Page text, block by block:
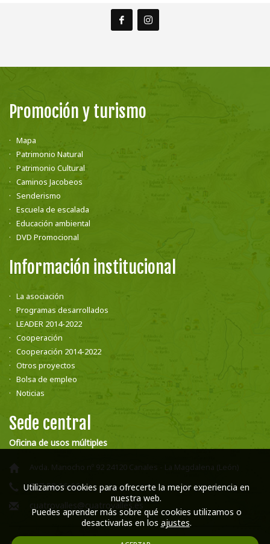
Promoción y turismo
Mapa
Patrimonio Natural
Patrimonio Cultural
Caminos Jacobeos
Senderismo
Escuela de escalada
Educación ambiental
DVD Promocional
Información institucional
La asociación
Programas desarrollados
LEADER 2014-2022
Cooperación
Cooperación 2014-2022
Otros proyectos
Bolsa de empleo
Noticias
Sede central
Oficina de usos múltiples
Avda. Manocho nº 92 24120 Canales - La Magdalena (León)
987 58 16 66
cuatrovalles@cuatrovalles.es
Utilizamos cookies para ofrecerte la mejor experiencia en
nuestra web.
Puedes aprender más sobre qué cookies utilizamos o
desactivarlas en los ajustes.